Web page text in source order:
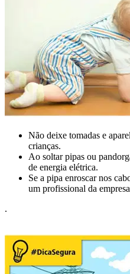
Não deixe tomadas e
crianças.
Ao soltar pipas ou
de energia elétrica.
Se a pipa enroscar nos
um profissional da
.